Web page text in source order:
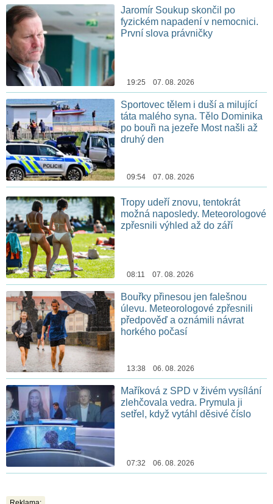
Jaromír Soukup skončil po
fyzickém napadení v nemocnici.
První slova právničky
19:25 07. 08. 2026
Sportovec tělem i duší a milující
táta malého syna. Tělo Dominika
po bouři na jezeře Most našli až
druhý den
09:54 07. 08. 2026
Tropy udeří znovu, tentokrát
možná naposledy. Meteorologové
zpřesnili výhled až do září
08:11 07. 08. 2026
Bouřky přinesou jen falešnou
úlevu. Meteorologové zpřesnili
předpověď a oznámili návrat
horkého počasí
13:38 06. 08. 2026
Maříková z SPD v živém vysílání
zlehčovala vedra. Prymula ji
setřel, když vytáhl děsivé číslo
07:32 06. 08. 2026